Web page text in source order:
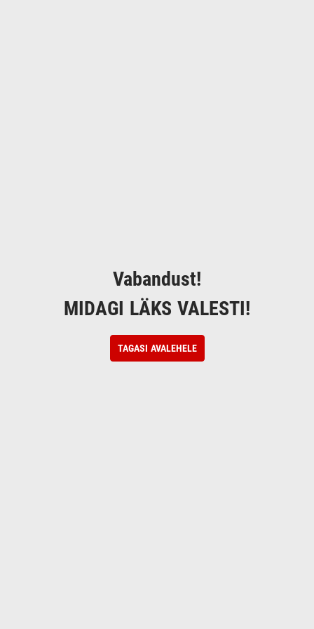
Vabandust!
MIDAGI LÄKS VALESTI!
TAGASI AVALEHELE